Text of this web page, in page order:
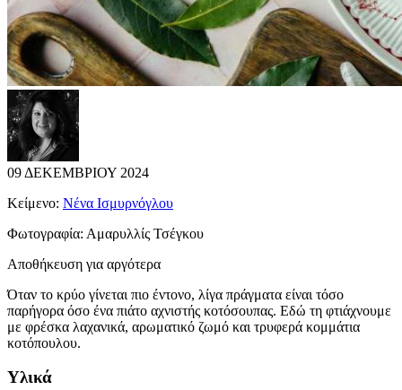
09 ΔΕΚΕΜΒΡΙΟΥ 2024
Κείμενο: Νένα Ισμυρνόγλου
Φωτογραφία: Αμαρυλλίς Τσέγκου
Αποθήκευση για αργότερα
Όταν το κρύο γίνεται πιο έντονο, λίγα πράγματα είναι τόσο
παρήγορα όσο ένα πιάτο αχνιστής κοτόσουπας. Εδώ τη φτιάχνουμε
με φρέσκα λαχανικά, αρωματικό ζωμό και τρυφερά κομμάτια
κοτόπουλου.
Υλικά